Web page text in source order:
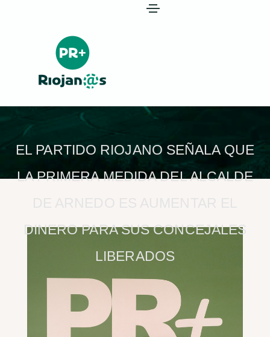
EL PARTIDO RIOJANO SEÑALA QUE
LA PRIMERA MEDIDA DEL ALCALDE
DINERO PARA SUS CONCEJALES
LIBERADOS